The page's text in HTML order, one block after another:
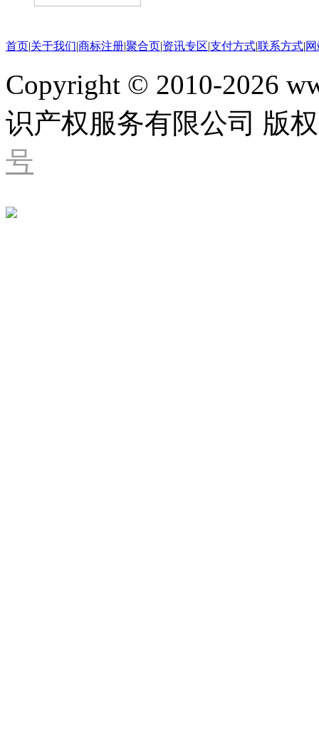
首页|关于我们|商标注册|聚合页|资讯专区|支付方式|联系方式|
Copyright © 2010-2026
识产权服务有限公司 版
号